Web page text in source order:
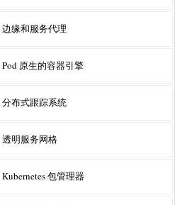
边缘和服务代理
Pod 原生的容器引擎
分布式跟踪系统
透明服务网格
Kubernetes 包管理器